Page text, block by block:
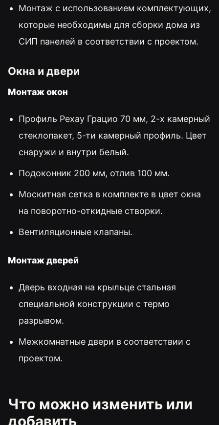
Монтаж с использованием комплектующих,
которые необходимы для сборки дома из
СИП панелей в соответствии с проектом.
Окна и двери
Монтаж окон
Профиль Рехау Грацио 70 мм, 2-х камерный
стеклопакет, 5-ти камерный профиль. Цвет
снаружи и внутри белый.
Подоконник 200 мм, отлив 100 мм.
Москитная сетка в комплекте в цвет окна
на поворотно-откидные створки.
Вентиляционные клапаны.
Монтаж дверей
Дверь входная на крыльце стальная
специальной конструкции с термо
разрывом.
Межкомнатные двери в соответствии с
проектом.
Что можно изменить или
добавить